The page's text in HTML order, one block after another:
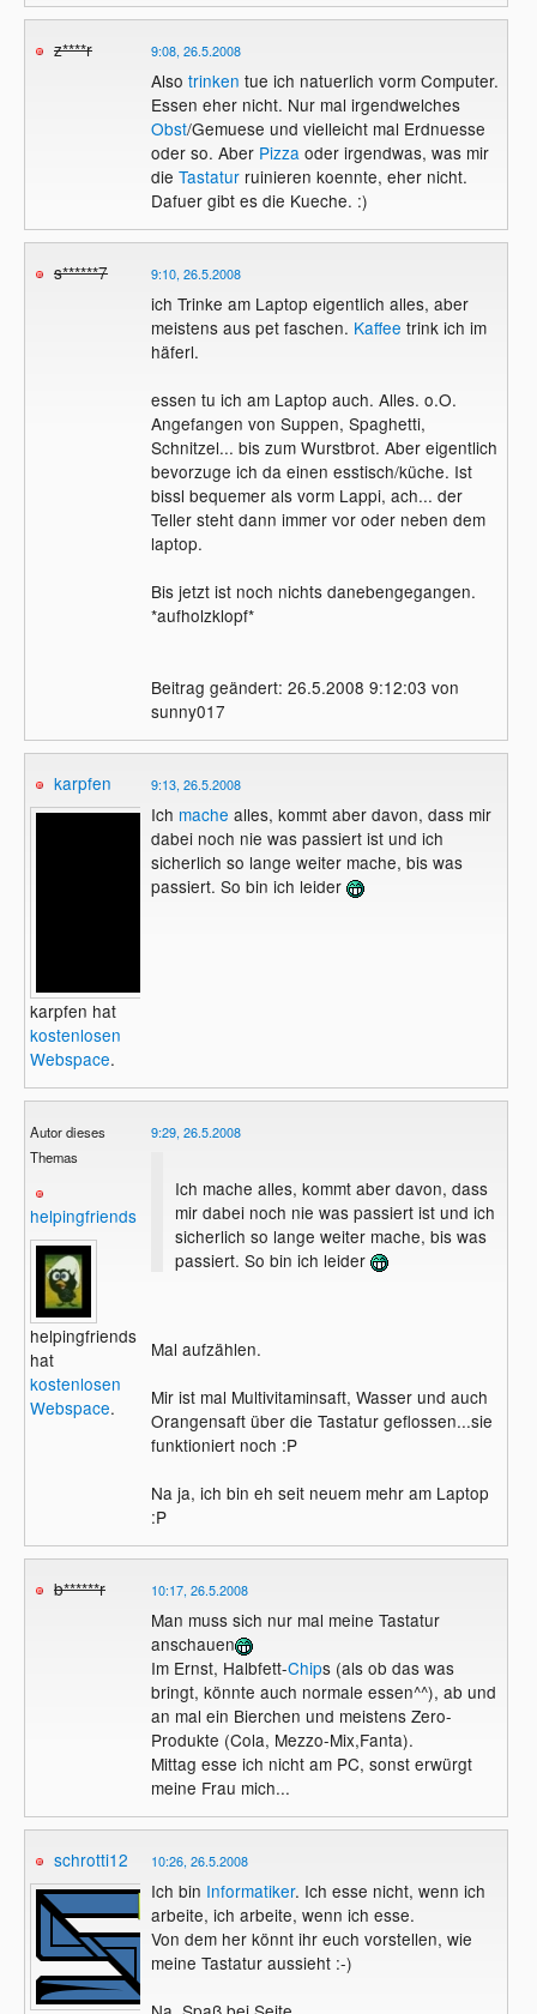
z****r 9:08, 26.5.2008
Also trinken tue ich natuerlich vorm Computer.
Essen eher nicht. Nur mal irgendwelches
Obst/Gemuese und vielleicht mal Erdnuesse
oder so. Aber Pizza oder irgendwas, was mir
die Tastaturruinieren koennte, eher nicht.
Dafuer gibt es die Kueche. :)
s******7 9:10, 26.5.2008
ich Trinke am Laptop eigentlich alles, aber
meistens aus pet faschen. Kaffee trink ich im
häferl.
essen tu ich am Laptop auch. Alles. o.O.
Angefangen von Suppen, Spaghetti,
Schnitzel... bis zum Wurstbrot. Aber eigentlich
bevorzuge ich da einen esstisch/küche. Ist
bissl bequemer als vorm Lappi, ach... der
Teller steht dann immer vor oder neben dem
laptop.
Bis jetzt ist noch nichts danebengegangen.
*aufholzklopf*
Beitrag geändert: 26.5.2008 9:12:03 von
sunny017
karpfen
karpfen hat
kostenlosen
Webspace.
9:13, 26.5.2008
Ich mache alles, kommt aber davon, dass mir
dabei noch nie was passiert ist und ich
sicherlich so lange weiter mache, bis was
passiert. So bin ich leider
Autor dieses
Themas
helpingfriends
helpingfriends
hat
kostenlosen
Webspace.
9:29, 26.5.2008
Ich mache alles, kommt aber davon, dass
mir dabei noch nie was passiert ist und ich
sicherlich so lange weiter mache, bis was
passiert. So bin ich leider
Mal aufzählen.
Mir ist mal Multivitaminsaft, Wasser und auch
Orangensaft über die Tastatur geflossen...sie
funktioniert noch :P
Na ja, ich bin eh seit neuem mehr am Laptop
:P
b******r 10:17, 26.5.2008
Man muss sich nur mal meine Tastatur
anschauen
Im Ernst, Halbfett-Chips (als ob das was
bringt, könnte auch normale essen^^), ab und
an mal ein Bierchen und meistens Zero-
Produkte (Cola, Mezzo-Mix,Fanta).
Mittag esse ich nicht am PC, sonst erwürgt
meine Frau mich...
schrotti12 10:26, 26.5.2008
Ich bin Informatiker. Ich esse nicht, wenn ich
arbeite, ich arbeite, wenn ich esse.
Von dem her könnt ihr euch vorstellen, wie
meine Tastatur aussieht :-)